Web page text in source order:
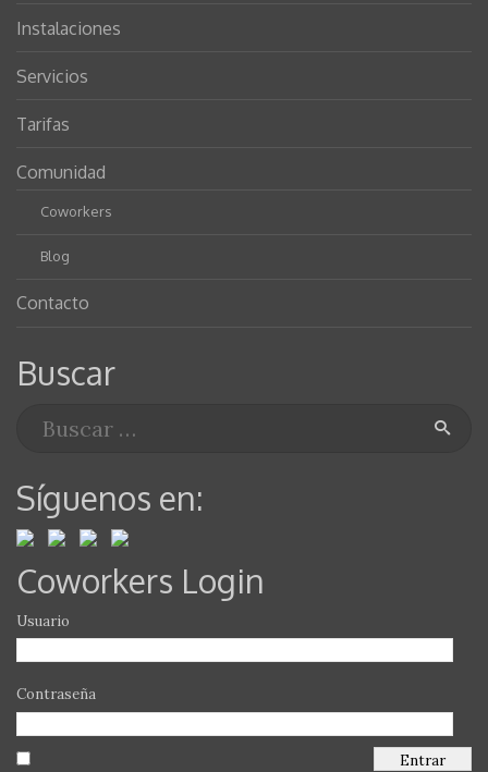
Instalaciones
Servicios
Tarifas
Comunidad
Coworkers
Blog
Contacto
Buscar
Síguenos en:
Coworkers Login
Usuario
Contraseña